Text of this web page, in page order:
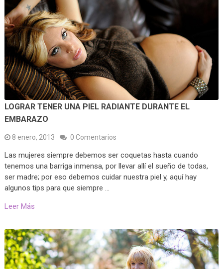
LOGRAR TENER UNA PIEL RADIANTE DURANTE EL
EMBARAZO
8 enero, 2013 0 Comentarios
Las mujeres siempre debemos ser coquetas hasta cuando
tenemos una barriga inmensa, por llevar allí el sueño de todas,
ser madre; por eso debemos cuidar nuestra piel y, aquí hay
algunos tips para que siempre …
Leer Más